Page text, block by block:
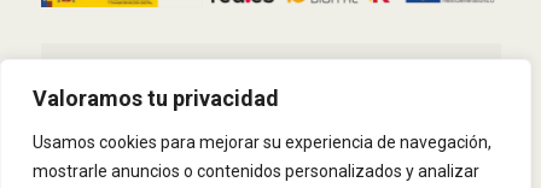
Valoramos tu privacidad
Usamos cookies para mejorar su experiencia de navegación,
mostrarle anuncios o contenidos personalizados y analizar
Política de Cookies